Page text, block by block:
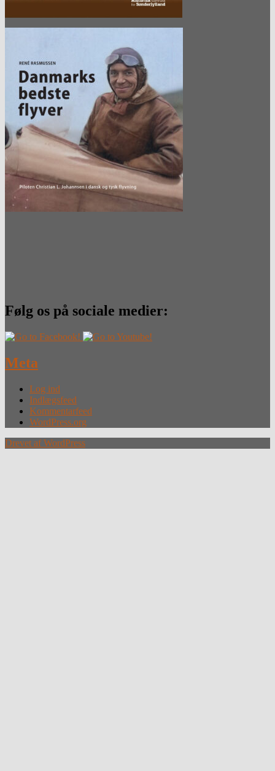
Følg os på sociale medier:
Meta
Log ind
Indlægsfeed
Kommentarfeed
WordPress.org
Drevet af WordPress